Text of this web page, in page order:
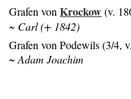
Grafen vonKrockow(v.
~ Carl (+ 1842)
Grafen von Podewils (3/4,
~ Adam Joachim